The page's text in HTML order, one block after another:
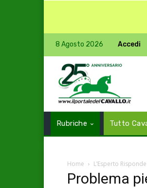
8 Agosto 2026 Accedi
Rubriche Tutto
Home L’Esperto Risponde
Problema